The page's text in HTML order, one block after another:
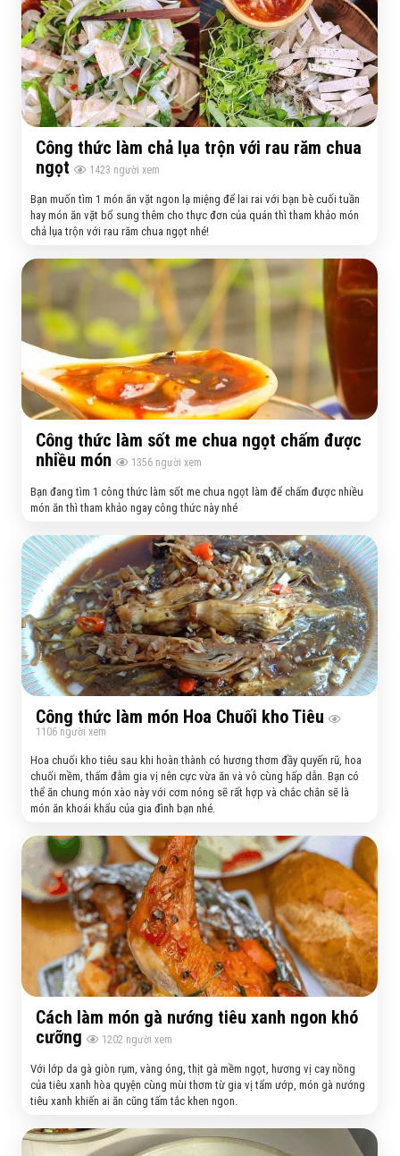
Công thức làm chả lụa trộn với rau răm chua
ngọt
1423 người xem
Bạn muốn tìm 1 món ăn vặt ngon lạ miệng để lai rai với bạn bè cuối tuần
hay món ăn vặt bổ sung thêm cho thực đơn của quán thì tham khảo món
chả lụa trộn với rau răm chua ngọt nhé!
Công thức làm sốt me chua ngọt chấm được
nhiều món
1356 người xem
Bạn đang tìm 1 công thức làm sốt me chua ngọt làm để chấm được nhiều
món ăn thì tham khảo ngay công thức này nhé
Công thức làm món Hoa Chuối kho Tiêu
1106 người xem
Hoa chuối kho tiêu sau khi hoàn thành có hương thơm đầy quyến rũ, hoa
chuối mềm, thấm đẫm gia vị nên cực vừa ăn và vô cùng hấp dẫn. Bạn có
thể ăn chung món xào này với cơm nóng sẽ rất hợp và chắc chắn sẽ là
món ăn khoái khẩu của gia đình bạn nhé.
Cách làm món gà nướng tiêu xanh ngon khó
cưỡng
1202 người xem
Với lớp da gà giòn rụm, vàng óng, thịt gà mềm ngọt, hương vị cay nồng
của tiêu xanh hòa quyện cùng mùi thơm từ gia vị tẩm ướp, món gà nướng
tiêu xanh khiến ai ăn cũng tấm tắc khen ngon.